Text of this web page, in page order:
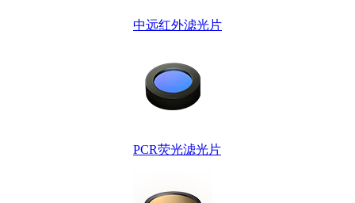
中远红外滤光片
PCR荧光滤光片